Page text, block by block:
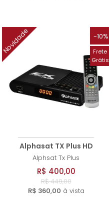
-10%
Novidade
Frete
Grátis
Alphasat TX Plus HD
Alphsat Tx Plus
R$ 400,00
R$ 449,00
R$ 360,00 à vista